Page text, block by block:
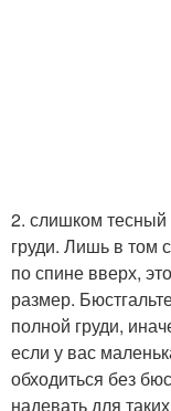
2. слишком тесный
груди. Лишь в том
по спине вверх,
размер.
полной груди,
если у вас
обходиться без
надевать для